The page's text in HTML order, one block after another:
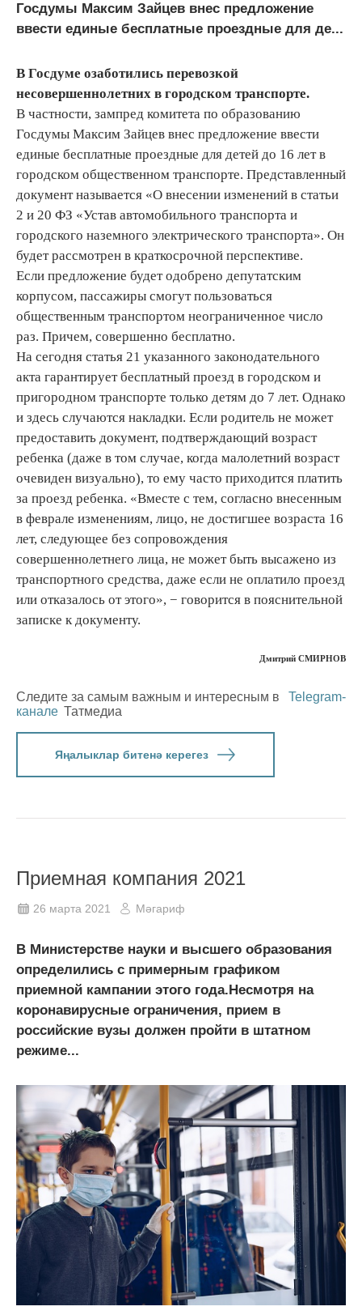
Госдумы Максим Зайцев внес предложение
ввести единые бесплатные проездные для де...
В Госдуме озаботились перевозкой
несовершеннолетних в городском транспорте.
В частности, зампред комитета по образованию
Госдумы Максим Зайцев внес предложение ввести
единые бесплатные проездные для детей до 16 лет в
городском общественном транспорте. Представленный
документ называется «О внесении изменений в статьи
2 и 20 ФЗ «Устав автомобильного транспорта и
городского наземного электрического транспорта». Он
будет рассмотрен в краткосрочной перспективе.
Если предложение будет одобрено депутатским
корпусом, пассажиры смогут пользоваться
общественным транспортом неограниченное число
раз. Причем, совершенно бесплатно.
На сегодня статья 21 указанного законодательного
акта гарантирует бесплатный проезд в городском и
пригородном транспорте только детям до 7 лет. Однако
и здесь случаются накладки. Если родитель не может
предоставить документ, подтверждающий возраст
ребенка (даже в том случае, когда малолетний возраст
очевиден визуально), то ему часто приходится платить
за проезд ребенка. «Вместе с тем, согласно внесенным
в феврале изменениям, лицо, не достигшее возраста 16
лет, следующее без сопровождения
совершеннолетнего лица, не может быть высажено из
транспортного средства, даже если не оплатило проезд
или отказалось от этого», − говорится в пояснительной
записке к документу.
Дмитрий СМИРНОВ
Следите за самым важным и интересным в
Telegram-
канале Татмедиа
Яңалыклар битенә керегез
Приемная компания 2021
26 марта 2021 Мәгариф
В Министерстве науки и высшего образования
определились с примерным графиком
приемной кампании этого года.Несмотря на
коронавирусные ограничения, прием в
российские вузы должен пройти в штатном
режиме...